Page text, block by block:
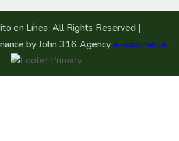
en Línea. All Rights Reserved |
by John 316 Agencye-commerce